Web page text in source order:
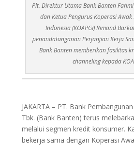
Plt. Direktur Utama Bank Banten
dan Ketua Pengurus Koperasi
Indonesia (KOAPGI) Rimond
penandatanganan Perjanjian Kerja
Bank Banten memberikan fasilitas
channeling kepada
JAKARTA – PT. Bank
Tbk. (Bank Banten) terus
melalui segmen kredit konsumer.
bekerja sama dengan Koperasi